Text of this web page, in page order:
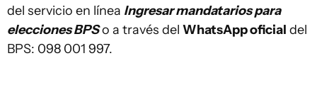
del servicio en línea Ingresar mandatarios para
elecciones BPSo a través del WhatsApp oficial del
BPS: 098 001 997.